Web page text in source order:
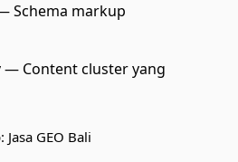
Schema markup
— Content cluster yang
Jasa GEO Bali